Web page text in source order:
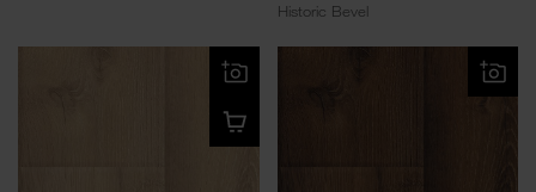
Historic Bevel